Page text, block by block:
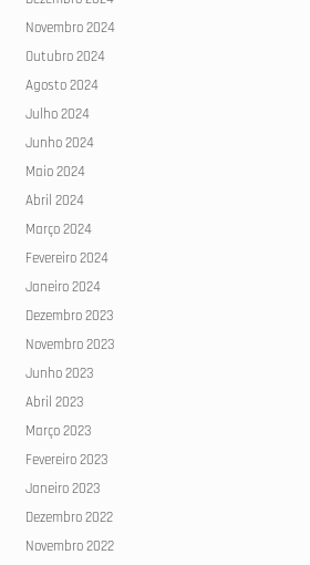
Novembro 2024
Outubro 2024
Agosto 2024
Julho 2024
Junho 2024
Maio 2024
Abril 2024
Março 2024
Fevereiro 2024
Janeiro 2024
Dezembro 2023
Novembro 2023
Junho 2023
Abril 2023
Março 2023
Fevereiro 2023
Janeiro 2023
Dezembro 2022
Novembro 2022